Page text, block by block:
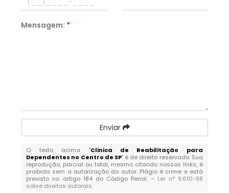
Mensagem: *
Enviar
O texto acima "Clinica de Reabilitação para
Dependentes no Centro de SP" é de direito reservado. Sua
reprodução, parcial ou total, mesmo citando nossos links, é
proibida sem a autorização do autor. Plágio é crime e está
previsto no artigo 184 do Código Penal. – Lei n° 9.610-98
sobre direitos autorais.